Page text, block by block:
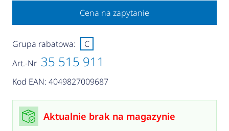
Cena na zapytanie
Art.-Nr 35 515 911
Kod EAN: 4049827009687
Grupa rabatowa: C
Aktualnie brak na magazynie